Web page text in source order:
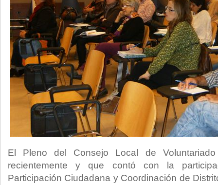
El Pleno del Consejo Local de
recientemente y que contó con la
Participación Ciudadana y Coordinación de